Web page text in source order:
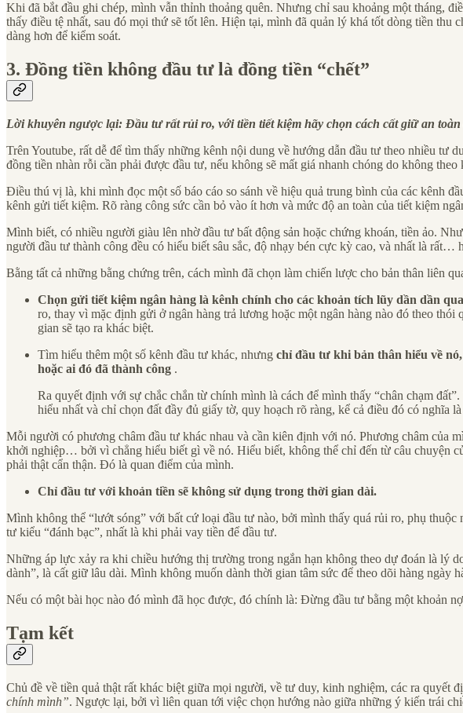
Khi đã bắt đầu ghi chép, mình vẫn thỉnh thoảng quên. Nhưng chỉ sau khoảng một tháng,
thấy điều tệ nhất, sau đó mọi thứ sẽ tốt lên. Hiện tại, mình đã quản lý khá tốt dòng tiền
dàng hơn để kiểm soát.
3. Đồng tiền không đầu tư là đồng tiền “chết”
Lời khuyên ngược lại: Đầu tư rất rủi ro, với tiền tiết kiệm hãy chọn cách cất giữ an
Trên Youtube, rất dễ để tìm thấy những kênh nội dung về hướng dẫn đầu tư theo nhiều tư
đồng tiền nhàn rỗi cần phải được đầu tư, nếu không sẽ mất giá nhanh chóng do không theo
Điều thú vị là, khi mình đọc một số báo cáo so sánh về hiệu quả trung bình của các kênh
kênh gửi tiết kiệm. Rõ ràng công sức cần bỏ vào ít hơn và mức độ an toàn của tiết kiệm
Mình biết, có nhiều người giàu lên nhờ đầu tư bất động sản hoặc chứng khoán, tiền ảo.
người đầu tư thành công đều có hiểu biết sâu sắc, độ nhạy bén cực kỳ cao, và nhất là rất…
Bằng tất cả những bằng chứng trên, cách mình đã chọn làm chiến lược cho bản thân liên
Chọn gửi tiết kiệm ngân hàng là kênh chính cho các khoản tích lũy dần dần
ro, thay vì mặc định gửi ở ngân hàng trả lương hoặc một ngân hàng nào đó theo
gian sẽ tạo ra khác biệt.
Tìm hiểu thêm một số kênh đầu tư khác, nhưng chỉ đầu tư khi bản thân hiểu về
hoặc ai đó đã thành công .
Ra quyết định với sự chắc chắn từ chính mình là cách để mình thấy “chân chạm
hiểu nhất và chỉ chọn đất đầy đủ giấy tờ, quy hoạch rõ ràng, kể cả điều đó có nghĩa
Mỗi người có phương châm đầu tư khác nhau và cần kiên định với nó. Phương châm của
khởi nghiệp… bởi vì chẳng hiểu biết gì về nó. Hiểu biết, không thể chỉ đến từ câu chuyện
phải thật cẩn thận. Đó là quan điểm của mình.
Chỉ đầu tư với khoản tiền sẽ không sử dụng trong thời gian dài.
Mình không thể “lướt sóng” với bất cứ loại đầu tư nào, bởi mình thấy quá rủi ro, phụ
tư kiểu “đánh bạc”, nhất là khi phải vay tiền để đầu tư.
Những áp lực xảy ra khi chiều hướng thị trường trong ngắn hạn không theo dự đoán là lý
dành”, là cất giữ lâu dài. Mình không muốn dành thời gian tâm sức để theo dõi hàng ngày
Nếu có một bài học nào đó mình đã học được, đó chính là: Đừng đầu tư bằng một khoản
Tạm kết
Chủ đề về tiền quả thật rất khác biệt giữa mọi người, về tư duy, kinh nghiệm, các ra
chính mình”. Ngược lại, bởi vì liên quan tới việc chọn hướng nào giữa những ý kiến trái